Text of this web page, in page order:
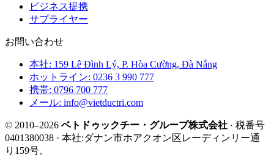
ビジネス提携
サプライヤー
お問い合わせ
本社: 159 Lê Đình Lý, P. Hòa Cường, Đà Nẵng
ホットライン: 0236 3 990 777
携帯: 0796 700 777
メール: info@vietductri.com
© 2010–2026 ベトドゥックチー・グループ株式会社 · 税番号
0401380038 · 本社:ダナン市ホアクオン区レーディンリー通
り159号。